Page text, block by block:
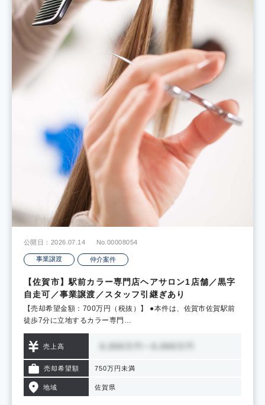
公開日：2026.07.14 No.00008054
事業譲渡 仲介案件
【佐賀市】駅前カラー専門店ヘアサロン1店舗／黒字
自走可／事業譲渡／スタッフ引継ぎあり
【売却希望金額：700万円（税抜）】 ●本件は、佐賀市佐賀駅前
徒歩7分に立地するカラー専門…
売上高
売却希望額 750万円未満
地域 佐賀県